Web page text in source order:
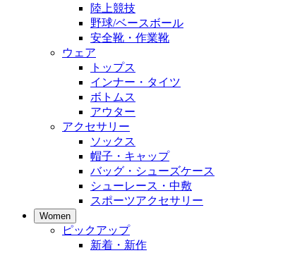
陸上競技
野球/ベースボール
安全靴・作業靴
ウェア
トップス
インナー・タイツ
ボトムス
アウター
アクセサリー
ソックス
帽子・キャップ
バッグ・シューズケース
シューレース・中敷
スポーツアクセサリー
Women
ピックアップ
新着・新作